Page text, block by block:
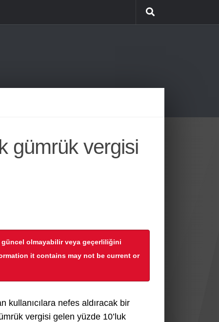
gümrük vergisi
güncel olmayabilir veya geçerliliğini
it contains may not be current or
nefes aldıracak bir
vergisi gelen yüzde 10’luk